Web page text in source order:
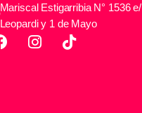
Mariscal Estigarribia N° 1536 e/
Leopardi y 1 de Mayo